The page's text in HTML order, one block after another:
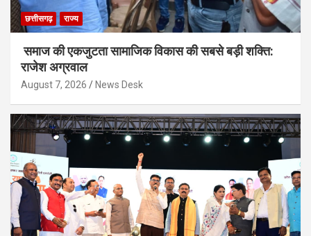
छत्तीसगढ़ राज्य
समाज की एकजुटता सामाजिक विकास की सबसे बड़ी शक्ति:
राजेश अग्रवाल
August 7, 2026 News Desk